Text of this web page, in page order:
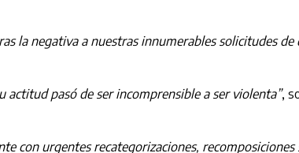
la negativa a nuestras innumerables solicitudes
actitud pasó de ser incomprensible a ser violenta”,
con urgentes recategorizaciones,